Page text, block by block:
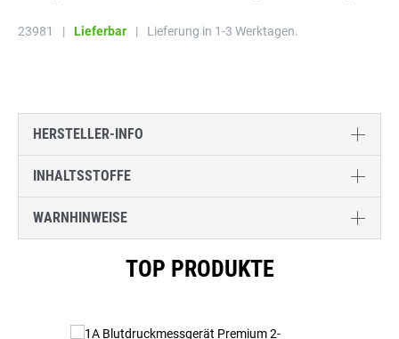
23981 | Lieferbar | Lieferung in 1-3 Werktagen.
HERSTELLER-INFO
INHALTSSTOFFE
WARNHINWEISE
TOP PRODUKTE